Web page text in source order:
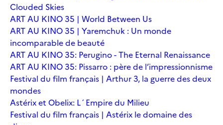
Clouded Skies
ART AU KINO 35 | World Between Us
ART AU KINO 35 | Yaremchuk : Un monde
incomparable de beauté
ART AU KINO 35: Perugino - The Eternal Renaissance
ART AU KINO 35: Pissarro : père de l’impressionnisme
Festival du film français | Arthur 3, la guerre des deux
mondes
Astérix et Obelix: L´Empire du Milieu
Festival du film français | Astérix le domaine des